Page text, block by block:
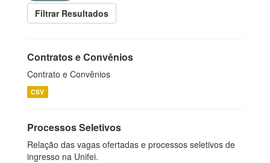
Filtrar Resultados
Contratos e Convênios
Contrato e Convênios
CSV
Processos Seletivos
Relação das vagas ofertadas e processos seletivos de
ingresso na Unifei.